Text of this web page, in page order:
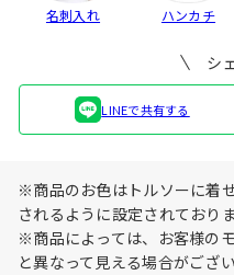
名刺入れ ハンカチ
シ
LINEで共有する
※商品のお色はトルソーに着
されるように設定されておりま
※商品によっては、お客様の
と異なって見える場合がござ